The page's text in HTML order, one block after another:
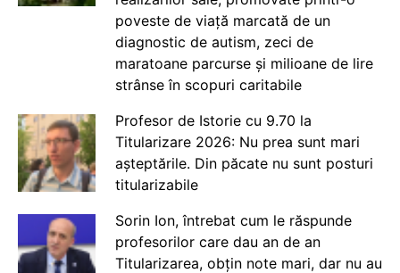
poveste de viață marcată de un
diagnostic de autism, zeci de
maratoane parcurse și milioane de lire
strânse în scopuri caritabile
Profesor de Istorie cu 9.70 la
Titularizare 2026: Nu prea sunt mari
așteptările. Din păcate nu sunt posturi
titularizabile
Sorin Ion, întrebat cum le răspunde
profesorilor care dau an de an
Titularizarea, obțin note mari, dar nu au